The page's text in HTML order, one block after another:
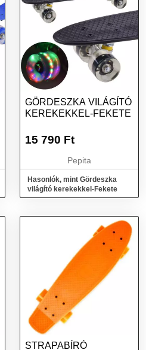
GÖRDESZKA VILÁGÍTÓ
KEREKEKKEL-FEKETE
15 790 Ft
Pepita
Hasonlók, mint Gördeszka
világító kerekekkel-Fekete
STRAPABÍRÓ